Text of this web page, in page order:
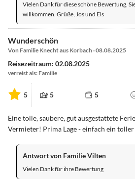
Vielen Dank für diese schöne Bewertung,
willkommen. Grüße, Jos und Els
Wunderschön
Von Familie Knecht aus Korbach · 08.08.2025
Reisezeitraum: 02.08.2025
verreist als: Familie
5 5 5
Eine tolle, saubere, gut ausgestattete
Vermieter! Prima Lage - einfach ein
Antwort von Familie Vilten
Vielen Dank für ihre Bewertung